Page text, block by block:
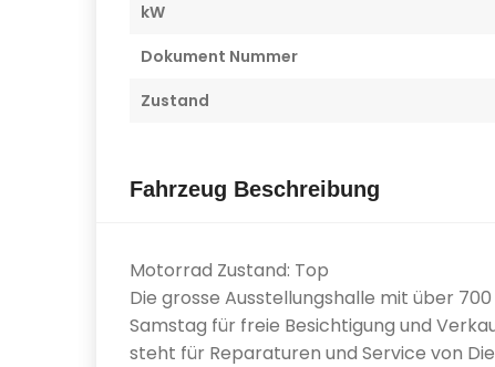
kW
Dokument Nummer
Zustand
Fahrzeug Beschreibung
Motorrad Zustand: Top
Die grosse Ausstellungshalle mit über
Samstag für freie Besichtigung und
steht für Reparaturen und Service von